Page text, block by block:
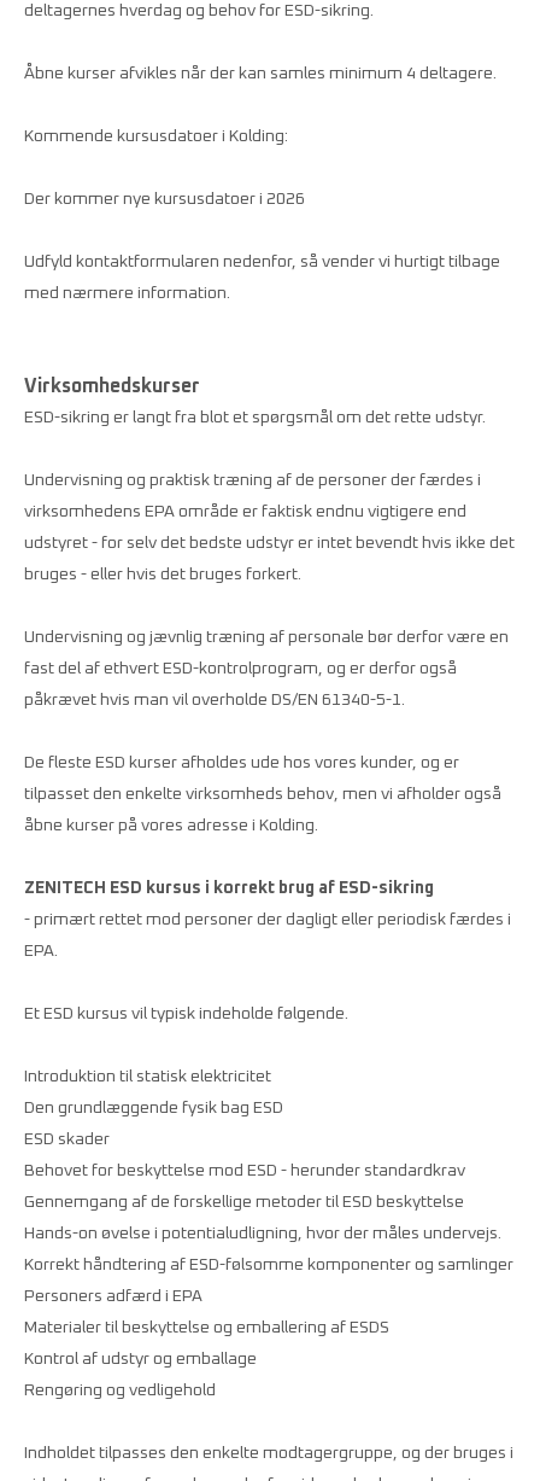
deltagernes hverdag og behov for ESD-sikring.
Åbne kurser afvikles når der kan samles minimum 4 deltagere.
Kommende kursusdatoer i Kolding:
Der kommer nye kursusdatoer i 2026
Udfyld kontaktformularen nedenfor, så vender vi hurtigt tilbage
med nærmere information.
Virksomhedskurser
ESD-sikring er langt fra blot et spørgsmål om det rette udstyr.
Undervisning og praktisk træning af de personer der færdes i
virksomhedens EPA område er faktisk endnu vigtigere end
udstyret - for selv det bedste udstyr er intet bevendt hvis ikke det
bruges - eller hvis det bruges forkert.
Undervisning og jævnlig træning af personale bør derfor være en
fast del af ethvert ESD-kontrolprogram, og er derfor også
påkrævet hvis man vil overholde DS/EN 61340-5-1.
De fleste ESD kurser afholdes ude hos vores kunder, og er
tilpasset den enkelte virksomheds behov, men vi afholder også
åbne kurser på vores adresse i Kolding.
ZENITECH ESD kursus i korrekt brug af ESD-sikring
- primært rettet mod personer der dagligt eller periodisk færdes i
EPA.
Et ESD kursus vil typisk indeholde følgende.
Introduktion til statisk elektricitet
Den grundlæggende fysik bag ESD
ESD skader
Behovet for beskyttelse mod ESD - herunder standardkrav
Gennemgang af de forskellige metoder til ESD beskyttelse
Hands-on øvelse i potentialudligning, hvor der måles undervejs.
Korrekt håndtering af ESD-følsomme komponenter og samlinger
Personers adfærd i EPA
Materialer til beskyttelse og emballering af ESDS
Kontrol af udstyr og emballage
Rengøring og vedligehold
Indholdet tilpasses den enkelte modtagergruppe, og der bruges i